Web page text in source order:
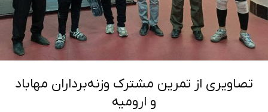
تصاویری از تمرین مشترک وزنه‌برداران مهاباد
و ارومیه